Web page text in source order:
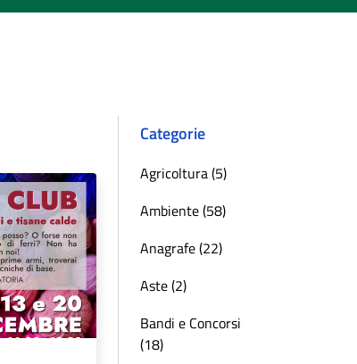
Categorie
Agricoltura (5)
Ambiente (58)
Anagrafe (22)
Aste (2)
Bandi e Concorsi
(18)